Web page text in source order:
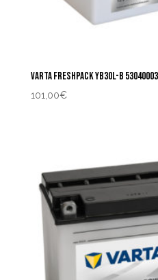
VARTA FRESHPACK YB30L-B
101,00€